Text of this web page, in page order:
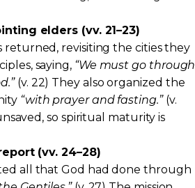
elders (vv. 21–23)
returned, revisiting the cities they
saying, “We must go through
(v. 22) They also organized the
“with prayer and fasting.”(v.
so spiritual maturity is
(vv. 24–28)
all that God had done through